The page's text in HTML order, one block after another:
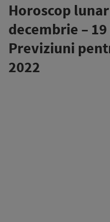
Horoscop lunar
decembrie –
Previziuni
2022